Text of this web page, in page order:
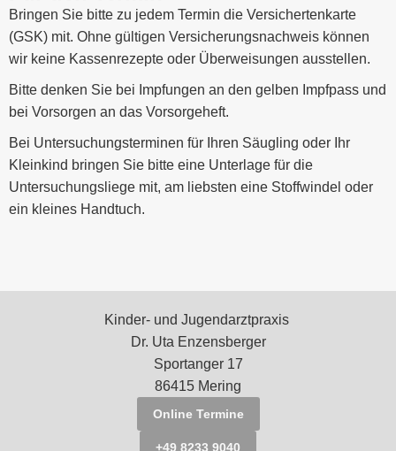
Bringen Sie bitte zu jedem Termin die Versichertenkarte
(GSK) mit. Ohne gültigen Versicherungsnachweis können
wir keine Kassenrezepte oder Überweisungen ausstellen.
Bitte denken Sie bei Impfungen an den gelben Impfpass und
bei Vorsorgen an das Vorsorgeheft.
Bei Untersuchungsterminen für Ihren Säugling oder Ihr
Kleinkind bringen Sie bitte eine Unterlage für die
Untersuchungsliege mit, am liebsten eine Stoffwindel oder
ein kleines Handtuch.
Kinder- und Jugendarztpraxis
Dr. Uta Enzensberger
Sportanger 17
86415 Mering
Online Termine
+49 8233 9040